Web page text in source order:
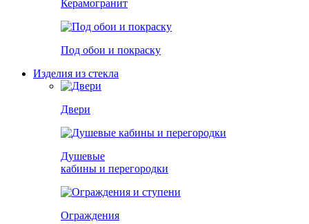
Керамогранит
Под обои и покраску
Изделия из стекла
Двери
Душевые
кабины и перегородки
Ограждения